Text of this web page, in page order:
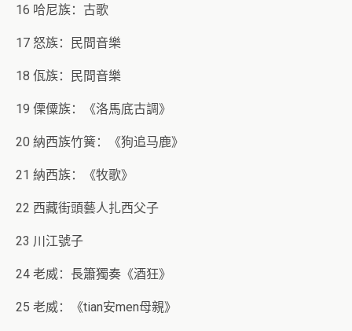
16 哈尼族：古歌
17 怒族：民間音樂
18 佤族：民間音樂
19 傈僳族：《洛馬底古調》
20 納西族竹簧：《狗追马鹿》
21 納西族：《牧歌》
22 西藏街頭藝人扎西父子
23 川江號子
24 老威：長簫獨奏《酒狂》
25 老威：《tian安men母親》